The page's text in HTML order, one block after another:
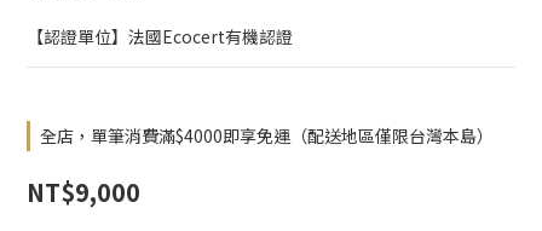
【認證單位】法國Ecocert有機認證
全店，單筆消費滿$4000即享免運（配送地區僅限台灣本島）
NT$9,000